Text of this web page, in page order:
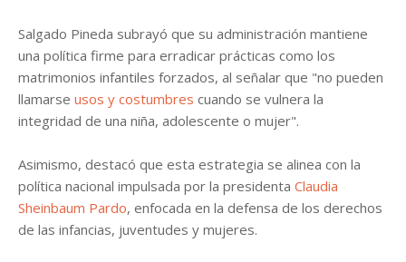
Salgado Pineda subrayó que su administración mantiene
una política firme para erradicar prácticas como los
matrimonios infantiles forzados, al señalar que "no pueden
llamarse usos y costumbres cuando se vulnera la
integridad de una niña, adolescente o mujer".
Asimismo, destacó que esta estrategia se alinea con la
política nacional impulsada por la presidenta Claudia
Sheinbaum Pardo, enfocada en la defensa de los derechos
de las infancias, juventudes y mujeres.